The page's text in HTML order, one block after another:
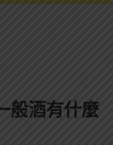
新套餐限時登場
再次迎來重磅利多
般酒有什麼